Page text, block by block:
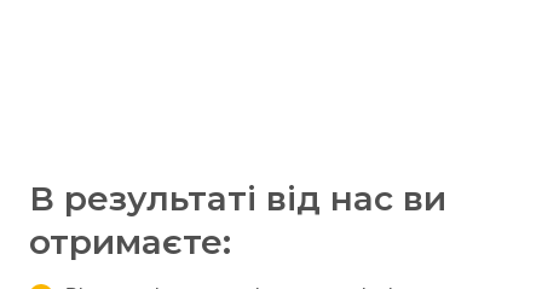
В результаті від нас ви
отримаєте: